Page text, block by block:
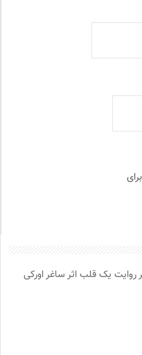
روایت یک قلب اثر ساغر اورکی